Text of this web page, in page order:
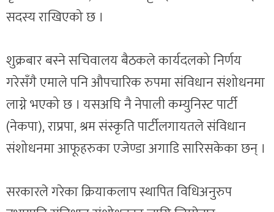
सदस्य राखिएको छ ।
शुक्रबार बस्ने सचिवालय बैठकले कार्यदलको निर्णय
गरेसँगै एमाले पनि औपचारिक रुपमा संविधान संशोधनमा
लाग्ने भएको छ । यसअघि नै नेपाली कम्युनिस्ट पार्टी
(नेकपा), राप्रपा, श्रम संस्कृति पार्टीलगायतले संविधान
संशोधनमा आफूहरुका एजेण्डा अगाडि सारिसकेका छन् ।
सरकारले गरेका क्रियाकलाप स्थापित विधिअनुरुप